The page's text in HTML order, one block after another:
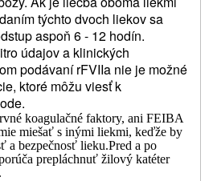
týchto dvoch liekov sa
aspoň 6 - 12 hodín.
údajov a klinických
podávaní rFVIIa nie je možné
ktoré môžu viesť k
koagulačné faktory, ani FEIBA
miešať s inými liekmi, keďže by
a bezpečnosť lieku.Pred a po
prepláchnuť žilový katéter